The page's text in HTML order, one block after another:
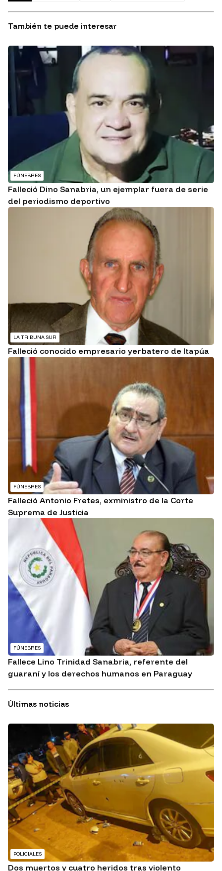
También te puede interesar
FÚNEBRES
Falleció Dino Sanabria, un ejemplar fuera de serie
del periodismo deportivo
LA TRIBUNA SUR
Falleció conocido empresario yerbatero de Itapúa
FÚNEBRES
Falleció Antonio Fretes, exministro de la Corte
Suprema de Justicia
FÚNEBRES
Fallece Lino Trinidad Sanabria, referente del
guaraní y los derechos humanos en Paraguay
Últimas noticias
POLICIALES
Dos muertos y cuatro heridos tras violento